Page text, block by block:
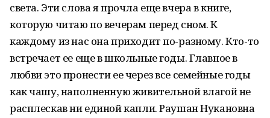
света. Эти слова я прочла еще вчера в книге,
которую читаю по вечерам перед сном. К
каждому из нас она приходит по-разному. Кто-то
встречает ее еще в школьные годы. Главное в
любви это пронести ее через все семейные годы
как чашу, наполненную живительной влагой не
расплескав ни единой капли. Раушан Нукановна